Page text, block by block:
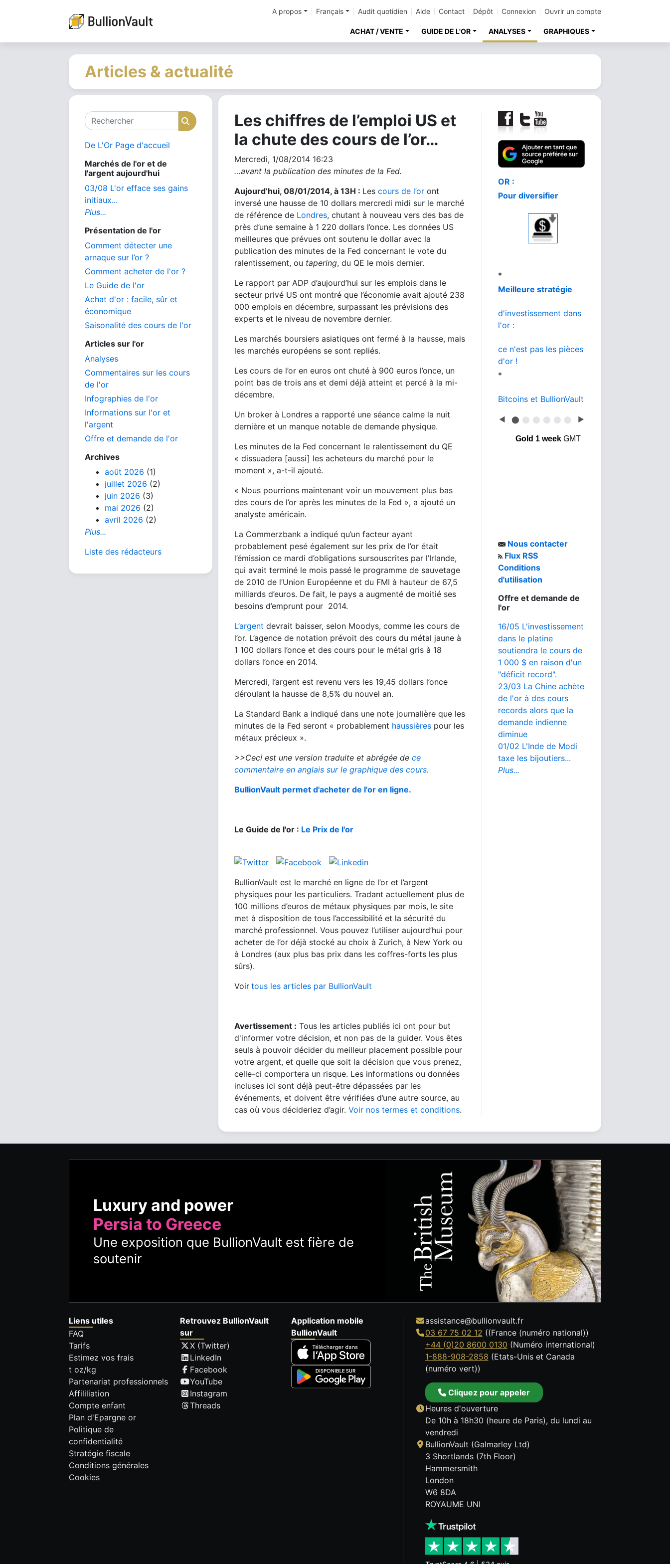
A propos Français Audit quotidien Aide Contact Dépôt Connexion Ouvrir un compte
ACHAT / VENTE GUIDE DE L'OR ANALYSES GRAPHIQUES
Articles & actualité
Rechercher Rechercher
De L'Or Page d'accueil
Marchés de l'or et de
l'argent aujourd'hui
03/08 L'or efface ses gains
initiaux...
Plus...
Présentation de l'or
Comment détecter une
arnaque sur l’or ?
Comment acheter de l'or ?
Le Guide de l'or
Achat d'or : facile, sûr et
économique
Saisonalité des cours de l'or
Articles sur l'or
Analyses
Commentaires sur les cours
de l'or
Infographies de l'or
Informations sur l'or et
l'argent
Offre et demande de l'or
Archives
août 2026 (1)
juillet 2026 (2)
juin 2026 (3)
mai 2026 (2)
avril 2026 (2)
Plus...
Liste des rédacteurs
Les chiffres de l’emploi US et
la chute des cours de l’or…
Mercredi, 1/08/2014 16:23
…avant la publication des minutes de la Fed.
Aujourd’hui, 08/01/2014, à 13H : Les cours de l’or ont
inversé une hausse de 10 dollars mercredi midi sur le marché
de référence de Londres, chutant à nouveau vers des bas de
près d’une semaine à 1 220 dollars l’once. Les données US
meilleures que prévues ont soutenu le dollar avec la
publication des minutes de la Fed concernant le vote du
ralentissement, ou tapering, du QE le mois dernier.
Le rapport par ADP d’aujourd’hui sur les emplois dans le
secteur privé US ont montré que l’économie avait ajouté 238
000 emplois en décembre, surpassant les prévisions des
experts et le niveau de novembre dernier.
Les marchés boursiers asiatiques ont fermé à la hausse, mais
les marchés européens se sont repliés.
Les cours de l’or en euros ont chuté à 900 euros l’once, un
point bas de trois ans et demi déjà atteint et percé à la mi-
décembre.
Un broker à Londres a rapporté une séance calme la nuit
dernière et un manque notable de demande physique.
Les minutes de la Fed concernant le ralentissement du QE
« dissuadera [aussi] les acheteurs du marché pour le
moment », a-t-il ajouté.
« Nous pourrions maintenant voir un mouvement plus bas
des cours de l’or après les minutes de la Fed », a ajouté un
analyste américain.
La Commerzbank a indiqué qu’un facteur ayant
probablement pesé également sur les prix de l’or était
l’émission ce mardi d’obligations sursouscrites par l’Irlande,
qui avait terminé le mois passé le programme de sauvetage
de 2010 de l’Union Européenne et du FMI à hauteur de 67,5
milliards d’euros. De fait, le pays a augmenté de moitié ses
besoins d’emprunt pour 2014.
L’argent devrait baisser, selon Moodys, comme les cours de
l’or. L’agence de notation prévoit des cours du métal jaune à
1 100 dollars l’once et des cours pour le métal gris à 18
dollars l’once en 2014.
Mercredi, l’argent est revenu vers les 19,45 dollars l’once
déroulant la hausse de 8,5% du nouvel an.
La Standard Bank a indiqué dans une note journalière que les
minutes de la Fed seront « probablement haussières pour les
métaux précieux ».
>>Ceci est une version traduite et abrégée de ce
commentaire en anglais sur le graphique des cours.
BullionVault permet d'acheter de l'or en ligne.
Le Guide de l'or : Le Prix de l'or
BullionVault est le marché en ligne de l’or et l’argent
physiques pour les particuliers. Tradant actuellement plus de
100 millions d’euros de métaux physiques par mois, le site
met à disposition de tous l’accessibilité et la sécurité du
marché professionnel. Vous pouvez l’utiliser aujourd’hui pour
acheter de l’or déjà stocké au choix à Zurich, à New York ou
à Londres (aux plus bas prix dans les coffres-forts les plus
sûrs).
Voir tous les articles par BullionVault
Avertissement : Tous les articles publiés ici ont pour but
d'informer votre décision, et non pas de la guider. Vous êtes
seuls à pouvoir décider du meilleur placement possible pour
votre argent, et quelle que soit la décision que vous prenez,
celle-ci comportera un risque. Les informations ou données
incluses ici sont déjà peut-être dépassées par les
événements, et doivent être vérifiées d’une autre source, au
cas où vous décideriez d’agir. Voir nos termes et conditions.
Comment acheter
au meilleur prix
*
Or ou Bitcoin
◀ ⬤ ⬤ ⬤ ⬤ ⬤ ⬤ ▶
Gold 1 weekGMT
Nous contacter
Flux RSS
Conditions
d'utilisation
Offre et demande de
l'or
16/05 L'investissement
dans le platine
soutiendra le cours de
1 000 $ en raison d'un
"déficit record".
23/03 La Chine achète
de l'or à des cours
records alors que la
demande indienne
diminue
01/02 L'Inde de Modi
taxe les bijoutiers...
Plus...
Luxury and power
Persia to Greece
Une exposition que BullionVault est fière de
soutenir
Liens utiles
FAQ
Tarifs
Estimez vos frais
t oz/kg
Partenariat professionnels
Affililiation
Compte enfant
Plan d'Epargne or
Politique de
confidentialité
Stratégie fiscale
Conditions générales
Cookies
Retrouvez BullionVault
sur
X (Twitter)
LinkedIn
Facebook
YouTube
Instagram
Threads
Application mobile
BullionVault
assistance@bullionvault.fr
03 67 75 02 12 ((France (numéro national))
+44 (0)20 8600 0130 (Numéro international)
1-888-908-2858 (Etats-Unis et Canada
(numéro vert))
Cliquez pour appeler
Heures d'ouverture
De 10h à 18h30 (heure de Paris), du lundi au
vendredi
BullionVault (Galmarley Ltd)
3 Shortlands (7th Floor)
Hammersmith
London
W6 8DA
ROYAUME UNI